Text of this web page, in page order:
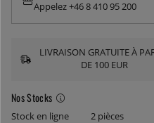
Nos Stocks
Stock en ligne 2 pièces
Appelez +46 8 410 95 200
LIVRAISON GRATUITE À
DE 100 EUR